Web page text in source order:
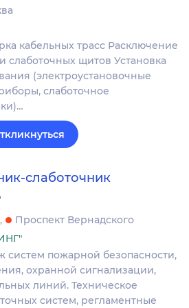
кабельных трасс Расключение
слаботочных щитов Установка
(электроустановочные
слаботочное
слаботочник
Проспект Вернадского
систем пожарной безопасности,
охранной сигнализации,
линий. Техническое
систем, регламентные